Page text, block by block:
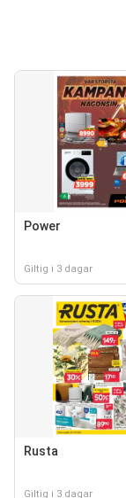
Power
Giltig i 3 dagar
Rusta
Giltig i 3 dagar